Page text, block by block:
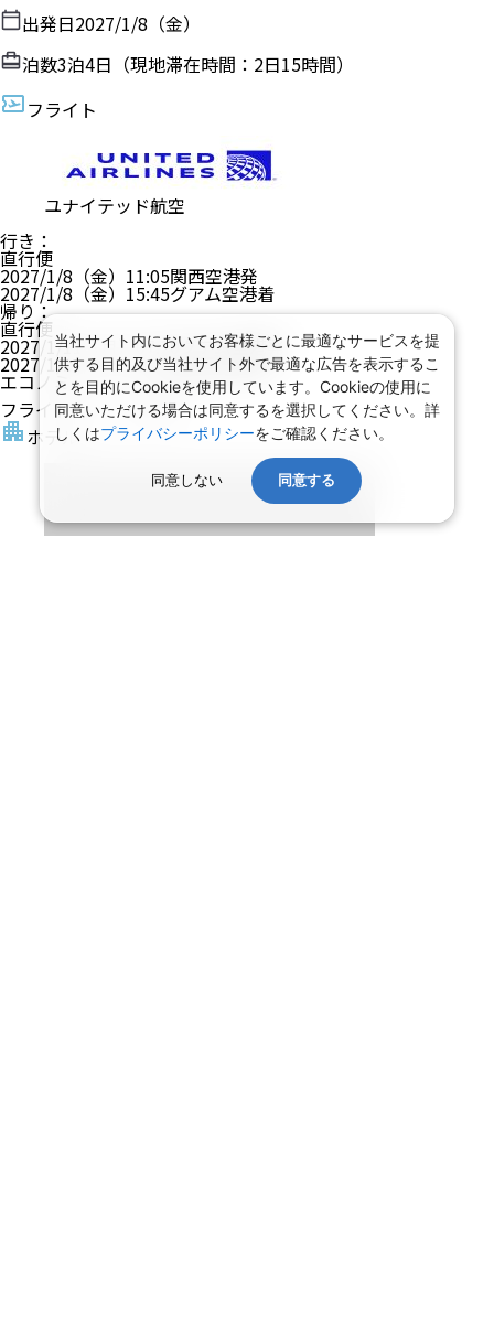
出発日2027/1/8（金）
泊数3泊4日（現地滞在時間： 2日15時間）
フライト
ユナイテッド航空
行き ：
直行便
2027/1/8（金） 11:05関西空港発
2027/1/8（金） 15:45グアム空港着
帰り ：
直行便
2027/1/11（月）07:10グアム空港発
2027/1/11（月）10:05関西空港着
エコノミー
フライトアレンジ可
ホテル
当社サイト内においてお客様ごとに最適なサービスを提
供する目的及び当社サイト外で最適な広告を表示するこ
とを目的にCookieを使用しています。Cookieの使用に
同意いただける場合は同意するを選択してください。詳
しくはプライバシーポリシーをご確認ください。
同意しない 同意する